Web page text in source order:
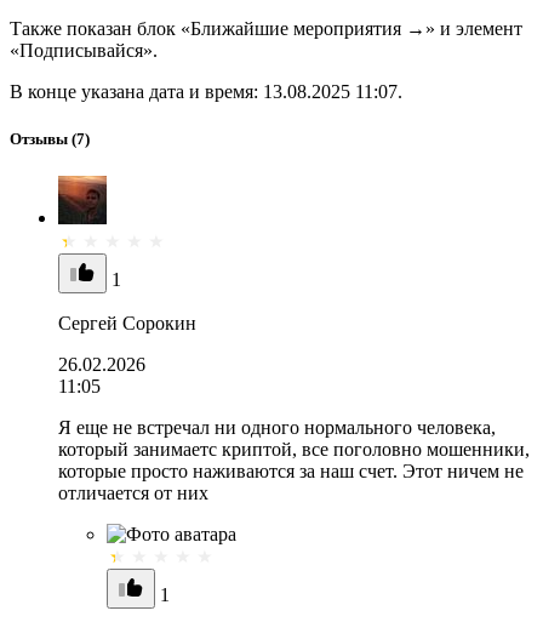
Также показан блок «Ближайшие мероприятия →» и элемент
«Подписывайся».
В конце указана дата и время: 13.08.2025 11:07.
Отзывы (7)
1
Сергей Сорокин
26.02.2026
11:05
Я еще не встречал ни одного нормального человека,
который занимаетс криптой, все поголовно мошенники,
которые просто наживаются за наш счет. Этот ничем не
отличается от них
1